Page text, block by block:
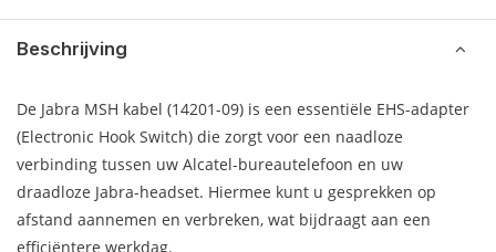
Beschrijving
De Jabra MSH kabel (14201-09) is een essentiële EHS-adapter
(Electronic Hook Switch) die zorgt voor een naadloze
verbinding tussen uw Alcatel-bureautelefoon en uw
draadloze Jabra-headset. Hiermee kunt u gesprekken op
afstand aannemen en verbreken, wat bijdraagt aan een
efficiëntere werkdag.